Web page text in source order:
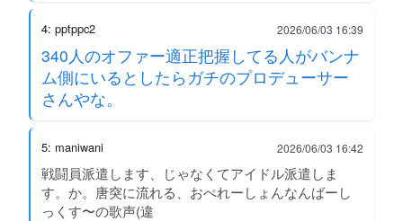
4: pptppc2 2026/06/03 16:39
340人のオファー適正把握してる人がバンナ
ム側にいるとしたらガチのプロデューサー
さんやな。
5: maniwani 2026/06/03 16:42
戦闘員派遣します、じゃなくてアイドル派遣しま
す。か。唐突に流れる、おぺれーしょんなんばーし
っくす〜の歌声(違